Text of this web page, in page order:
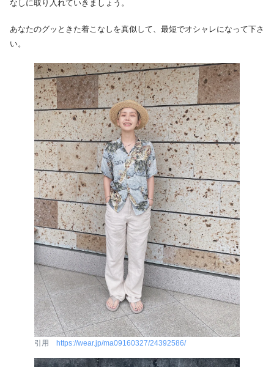
なしに取り入れていきましょう。
あなたのグッときた着こなしを真似して、最短でオシャレになって下さ
い。
引用 https://wear.jp/ma09160327/24392586/